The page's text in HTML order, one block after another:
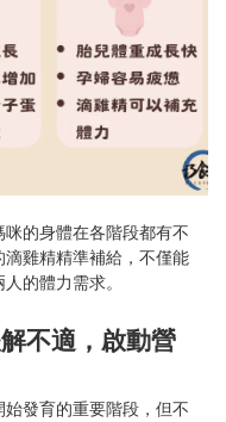
的身體在各階段都有不
雞精精準補給，不僅能
的體力需求。
不適，啟動營
發育的重要階段，但不